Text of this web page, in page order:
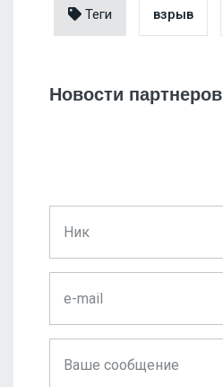
Теги взрыв
Новости партнеров